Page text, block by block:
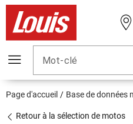
Mot-clé
Page d'accueil Base de données
Retour à la sélection de motos